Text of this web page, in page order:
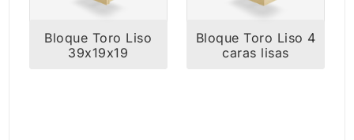
Bloque Toro Liso
39x19x19
Bloque Toro Liso 4
caras lisas